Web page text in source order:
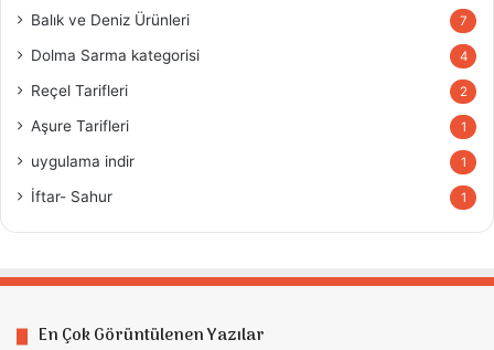
Balık ve Deniz Ürünleri 7
Dolma Sarma kategorisi 4
Reçel Tarifleri 2
Aşure Tarifleri 1
uygulama indir 1
İftar- Sahur 1
En Çok Görüntülenen Yazılar